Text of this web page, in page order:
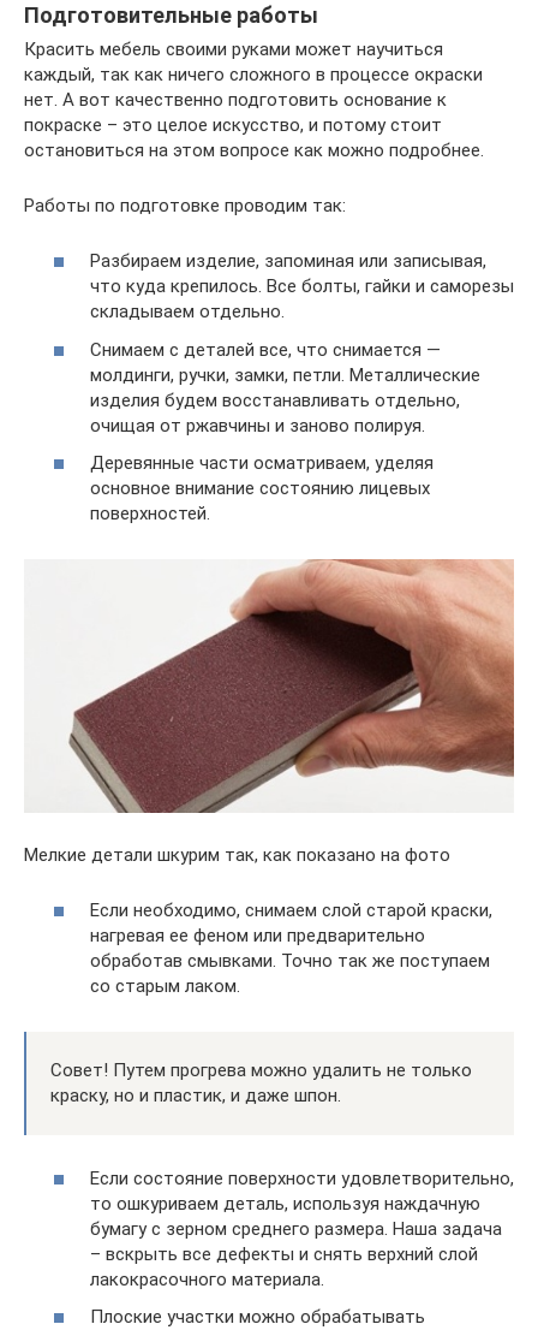
Подготовительные работы
Красить мебель своими руками может научиться
каждый, так как ничего сложного в процессе окраски
нет. А вот качественно подготовить основание к
покраске – это целое искусство, и потому стоит
остановиться на этом вопросе как можно подробнее.
Работы по подготовке проводим так:
Разбираем изделие, запоминая или записывая,
что куда крепилось. Все болты, гайки и саморезы
складываем отдельно.
Снимаем с деталей все, что снимается —
молдинги, ручки, замки, петли. Металлические
изделия будем восстанавливать отдельно,
очищая от ржавчины и заново полируя.
Деревянные части осматриваем, уделяя
основное внимание состоянию лицевых
поверхностей.
Мелкие детали шкурим так, как показано на фото
Если необходимо, снимаем слой старой краски,
нагревая ее феном или предварительно
обработав смывками. Точно так же поступаем
со старым лаком.
Совет! Путем прогрева можно удалить не только
краску, но и пластик, и даже шпон.
Если состояние поверхности удовлетворительно,
то ошкуриваем деталь, используя наждачную
бумагу с зерном среднего размера. Наша задача
– вскрыть все дефекты и снять верхний слой
лакокрасочного материала.
Плоские участки можно обрабатывать